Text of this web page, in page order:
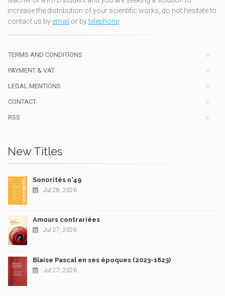
increase the distribution of your scientific works, do not hesitate to
contact us by email or bytelephone
TERMS AND CONDITIONS
PAYMENT & VAT
LEGAL MENTIONS
CONTACT
RSS
New Titles
Sonorités n°49
Jul 28, 2026
Amours contrariées
Jul 27, 2026
Blaise Pascal en ses époques (2023-1623)
Jul 27, 2026